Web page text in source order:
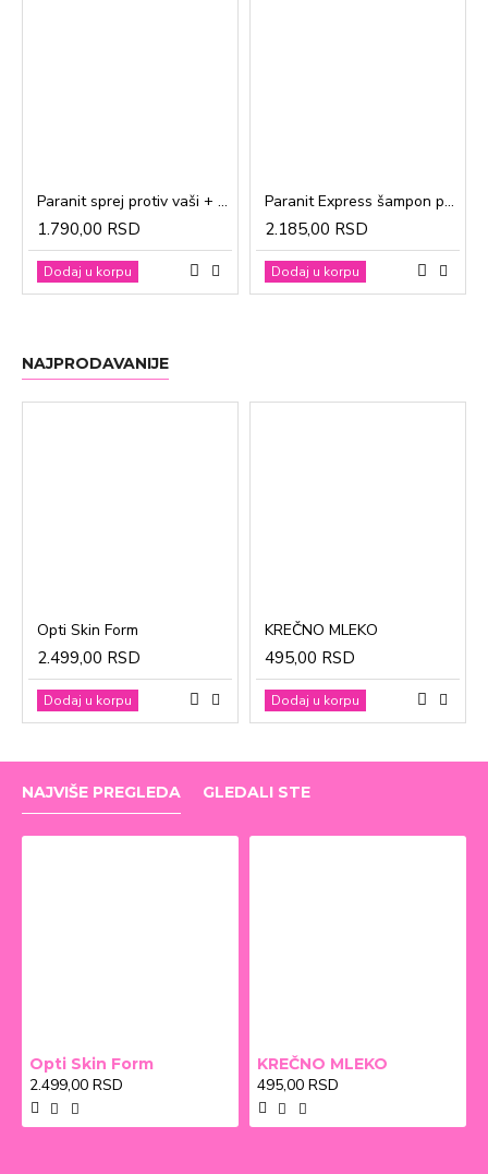
Paranit sprej protiv vaši + češalj 100ml
1.790,00 RSD
Dodaj u korpu
Paranit Express šampon protiv vaši + češalj 200ml
2.185,00 RSD
Dodaj u korpu
NAJPRODAVANIJE
Opti Skin Form
2.499,00 RSD
Dodaj u korpu
KREČNO MLEKO
495,00 RSD
Dodaj u korpu
NAJVIŠE PREGLEDA GLEDALI STE
Opti Skin Form
2.499,00 RSD
KREČNO MLEKO
495,00 RSD